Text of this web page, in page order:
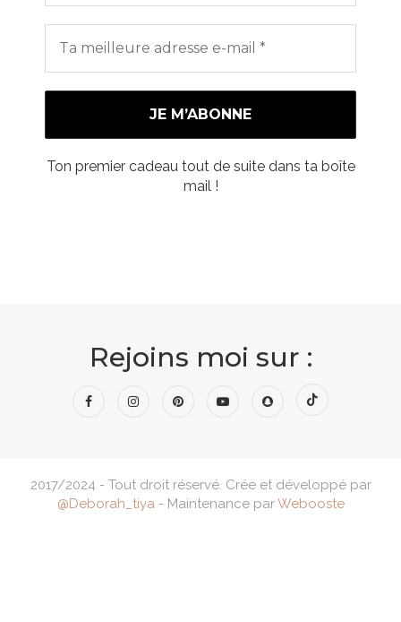
Ton premier cadeau tout de suite dans ta boîte
mail !
Rejoins moi sur :
2017/2024 - Tout droit réservé. Crée et développé par
@Deborah_tiya- Maintenance parWebooste